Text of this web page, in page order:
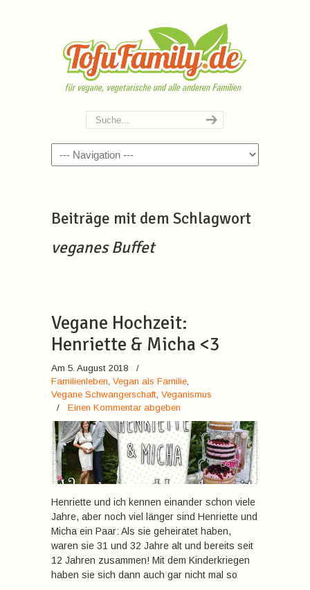
Navigation
Beiträge mit dem Schlagwort
veganes Buffet
Vegane Hochzeit:
Henriette & Micha <3
Am 5. August 2018
/
Familienleben, Vegan als Familie,
Vegane Schwangerschaft, Veganismus
/ Einen Kommentar abgeben
Henriette und ich kennen einander schon viele
Jahre, aber noch viel länger sind Henriette und
Micha ein Paar: Als sie geheiratet haben,
waren sie 31 und 32 Jahre alt und bereits seit
12 Jahren zusammen! Mit dem Kinderkriegen
haben sie sich dann auch gar nicht mal so